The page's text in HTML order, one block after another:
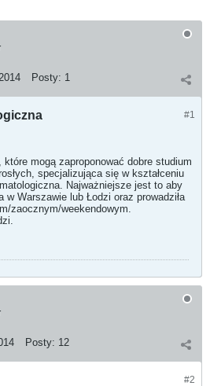
Posty: 1
#1
mogą zaproponować dobre studium
specjalizująca się w kształceniu
Najważniejsze jest to aby
w Warszawie lub Łodzi oraz prowadziła
zaocznym/weekendowym.
Posty: 12
#2